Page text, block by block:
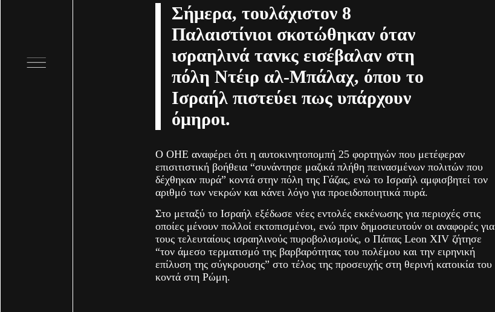
Σήμερα, τουλάχιστον 8
Παλαιστίνιοι σκοτώθηκαν όταν
ισραηλινά τανκς εισέβαλαν στη
πόλη Ντέιρ αλ-Μπάλαχ, όπου το
Ισραήλ πιστεύει πως υπάρχουν
όμηροι.
O ΟΗΕ αναφέρει ότι η αυτοκινητοπομπή 25 φορτηγών που μετέφεραν
επισιτιστική βοήθεια “συνάντησε μαζικά πλήθη πεινασμένων πολιτών που
δέχθηκαν πυρά” κοντά στην πόλη της Γάζας, ενώ το Ισραήλ αμφισβητεί τον
αριθμό των νεκρών και κάνει λόγο για προειδοποιητικά πυρά.
Στο μεταξύ το Ισραήλ εξέδωσε νέες εντολές εκκένωσης για περιοχές στις
οποίες μένουν πολλοί εκτοπισμένοι, ενώ πριν δημοσιευτούν οι αναφορές για
τους τελευταίους ισραηλινούς πυροβολισμούς, ο Πάπας Leon XIV ζήτησε
“τον άμεσο τερματισμό της βαρβαρότητας του πολέμου και την ειρηνική
επίλυση της σύγκρουσης” στο τέλος της προσευχής στη θερινή κατοικία του
κοντά στη Ρώμη.